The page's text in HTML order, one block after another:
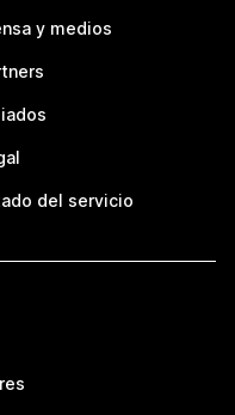
y medios
del servicio